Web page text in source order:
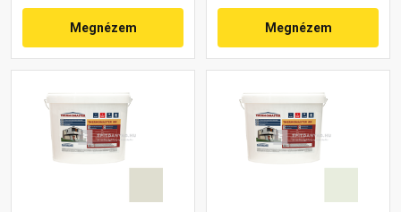
Megnézem Megnézem